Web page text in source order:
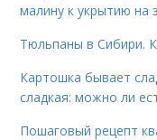
малину к укрытию на
Тюльпаны в Сибири.
Картошка бывает
сладкая: можно ли
Пошаговый рецепт